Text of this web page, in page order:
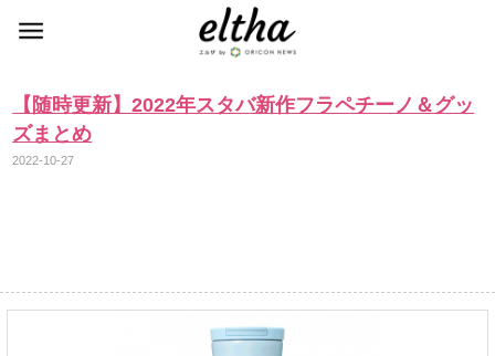
【随時更新】2022年スタバ新作フラペチーノ＆グッ
ズまとめ
2022-10-27